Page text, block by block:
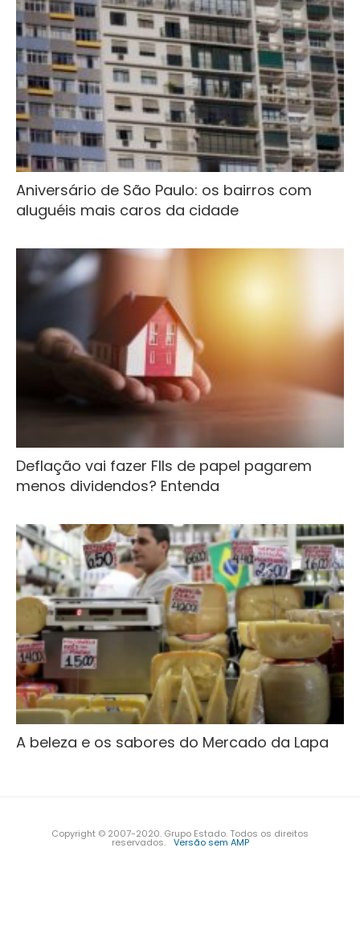
Aniversário de São Paulo: os bairros com
aluguéis mais caros da cidade
Deflação vai fazer FIIs de papel pagarem
menos dividendos? Entenda
A beleza e os sabores do Mercado da Lapa
Copyright © 2007-2020. Grupo Estado. Todos os direitos
reservados. Versão sem AMP